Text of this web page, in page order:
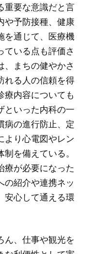
重要な意識だと言
や予防接種、健康
を通じて、医療機
ている点も評価さ
、まちの健やかさ
れる人の信頼を得
療内容についても
といった内科の一
病の進行防止、定
より心電図やレン
を備えている。
療が必要になった
の紹介や連携ネッ
安心して通える環
ん、仕事や観光を